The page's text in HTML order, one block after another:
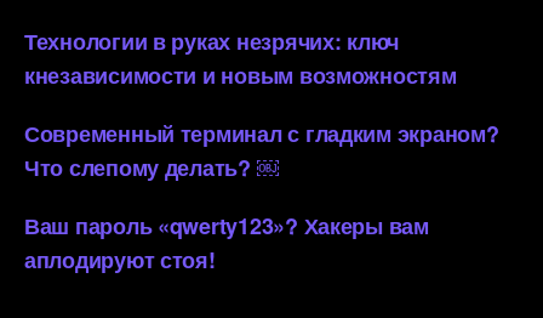
Технологии в руках незрячих: ключ
кнезависимости и новым возможностям
Современный терминал с гладким экраном?
Что слепому делать? ￼
Ваш пароль «qwerty123»? Хакеры вам
аплодируют стоя!